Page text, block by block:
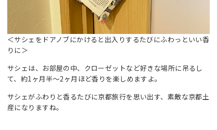
＜サシェをドアノブにかけると出入りするたびにふわっといい香
りに＞
サシェは、お部屋の中、クローゼットなど好きな場所に吊るし
て、約1ヶ月半～2ヶ月ほど香りを楽しめますよ。
サシェがふわりと香るたびに京都旅行を思い出す、素敵な京都土
産になりますね。